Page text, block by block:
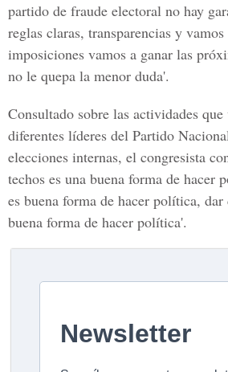
partido de fraude electoral no hay
reglas claras, transparencias y
imposiciones vamos a ganar las
no le quepa la menor duda'.
Consultado sobre las actividades
diferentes líderes del Partido
elecciones internas, el congresista
techos es una buena forma de hacer
es buena forma de hacer política, dar
buena forma de hacer política'.